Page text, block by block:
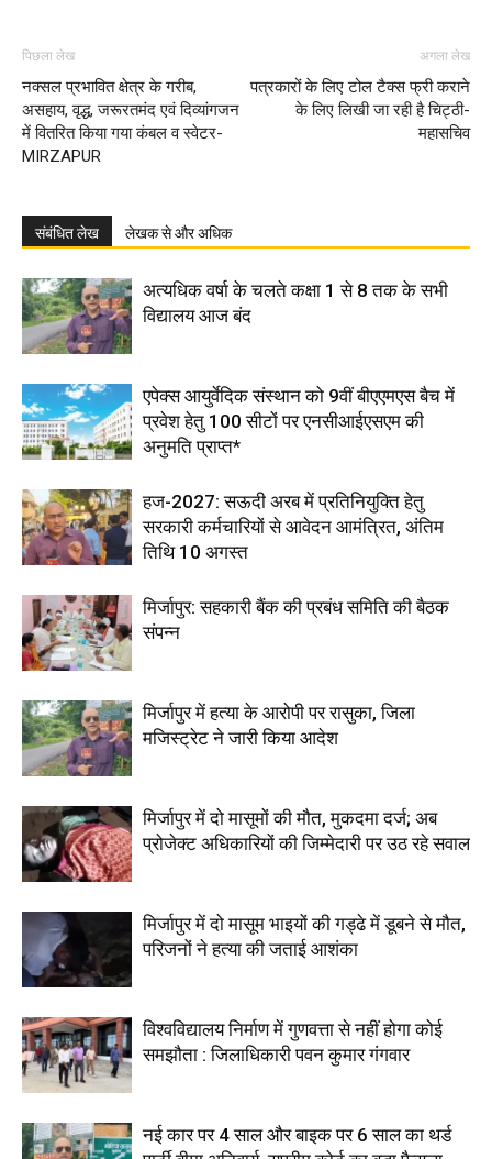
पिछला लेख
नक्सल प्रभावित क्षेत्र के गरीब,
असहाय, वृद्ध, जरूरतमंद एवं दिव्यांगजन
में वितरित किया गया कंबल व स्वेटर-
MIRZAPUR
अगला लेख
पत्रकारों के लिए टोल टैक्स फ्री कराने
के लिए लिखी जा रही है चिट्ठी-
महासचिव
संबंधित लेख लेखक से और अधिक
अत्यधिक वर्षा के चलते कक्षा 1 से 8 तक के सभी
विद्यालय आज बंद
एपेक्स आयुर्वेदिक संस्थान को 9वीं बीएएमएस बैच में
प्रवेश हेतु 100 सीटों पर एनसीआईएसएम की
अनुमति प्राप्त*
हज-2027: सऊदी अरब में प्रतिनियुक्ति हेतु
सरकारी कर्मचारियों से आवेदन आमंत्रित, अंतिम
तिथि 10 अगस्त
मिर्जापुर: सहकारी बैंक की प्रबंध समिति की बैठक
संपन्न
मिर्जापुर में हत्या के आरोपी पर रासुका, जिला
मजिस्ट्रेट ने जारी किया आदेश
मिर्जापुर में दो मासूमों की मौत, मुकदमा दर्ज; अब
प्रोजेक्ट अधिकारियों की जिम्मेदारी पर उठ रहे सवाल
मिर्जापुर में दो मासूम भाइयों की गड्ढे में डूबने से मौत,
परिजनों ने हत्या की जताई आशंका
विश्वविद्यालय निर्माण में गुणवत्ता से नहीं होगा कोई
समझौता : जिलाधिकारी पवन कुमार गंगवार
नई कार पर 4 साल और बाइक पर 6 साल का थर्ड